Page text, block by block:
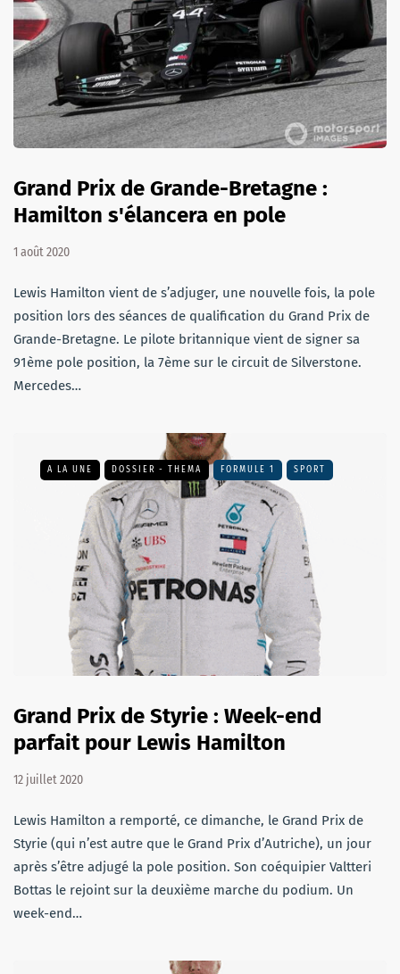
Grand Prix de Grande-Bretagne :
Hamilton s'élancera en pole
1 août 2020
Lewis Hamilton vient de s’adjuger, une nouvelle fois, la pole
position lors des séances de qualification du Grand Prix de
Grande-Bretagne. Le pilote britannique vient de signer sa
91ème pole position, la 7ème sur le circuit de Silverstone.
Mercedes…
A LA UNE DOSSIER - THEMA FORMULE 1 SPORT
Grand Prix de Styrie : Week-end
parfait pour Lewis Hamilton
12 juillet 2020
Lewis Hamilton a remporté, ce dimanche, le Grand Prix de
Styrie (qui n’est autre que le Grand Prix d’Autriche), un jour
après s’être adjugé la pole position. Son coéquipier Valtteri
Bottas le rejoint sur la deuxième marche du podium. Un
week-end…